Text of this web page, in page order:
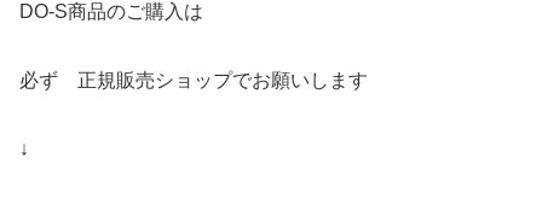
DO-S商品のご購入は
必ず 正規販売ショップでお願いします
↓